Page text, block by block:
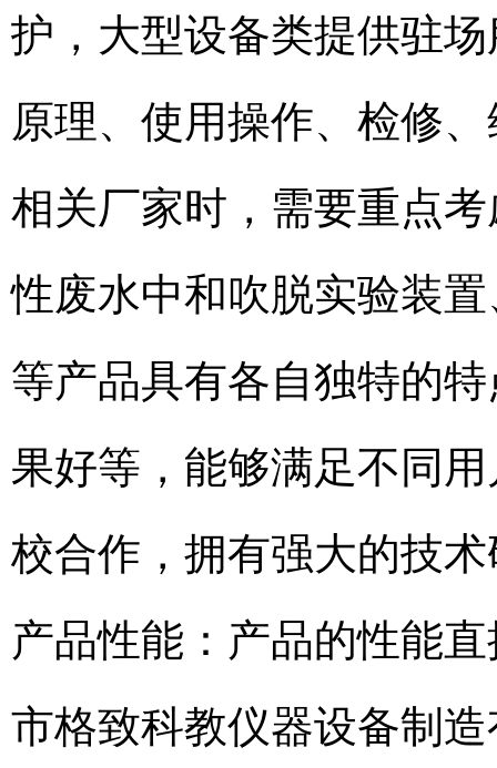
护，大型设备类提供驻
原理、使用操作、检修
相关厂家时，需要重点
性废水中和吹脱实验装
等产品具有各自独特的
果好等，能够满足不同
校合作，拥有强大的技
产品性能：产品的性能
市格致科教仪器设备制